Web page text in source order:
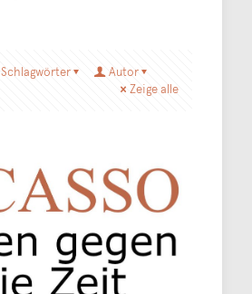
Schlagwörter
Autor
Zeige alle